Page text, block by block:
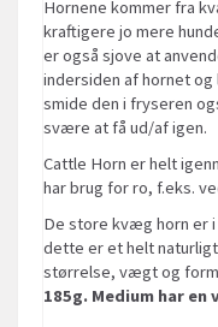
Hornene kommer fra
kraftigere jo mere
er også sjove at
indersiden af hornet og
smide den i fryseren
svære at få ud/af igen.
Cattle Horn er helt
har brug for ro, f.eks.
De store kvæg horn er
dette er et helt
størrelse, vægt og
185g. Medium har